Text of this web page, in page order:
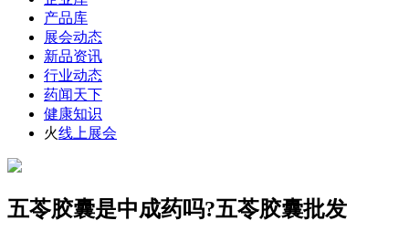
产品库
展会动态
新品资讯
行业动态
药闻天下
健康知识
火线上展会
五苓胶囊是中成药吗?五苓胶囊批发